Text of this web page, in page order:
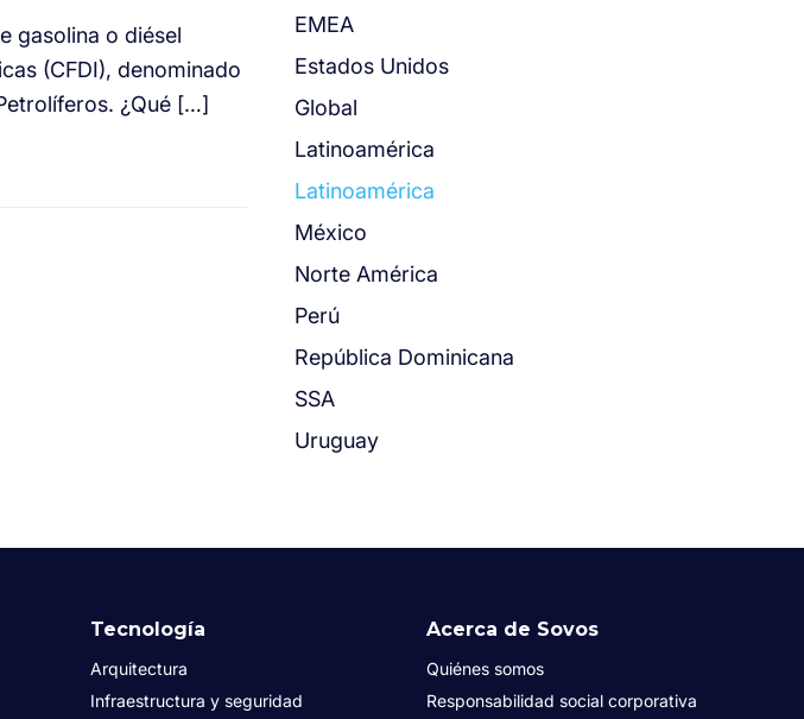
EMEA
Estados Unidos
Global
Latinoamérica
Latinoamérica
México
Norte América
Perú
República Dominicana
SSA
Uruguay
gasolina o diésel
(CFDI), denominado
¿Qué […]
Tecnología
Arquitectura
Infraestructura y seguridad
Acerca de Sovos
Quiénes somos
Responsabilidad social corporativa